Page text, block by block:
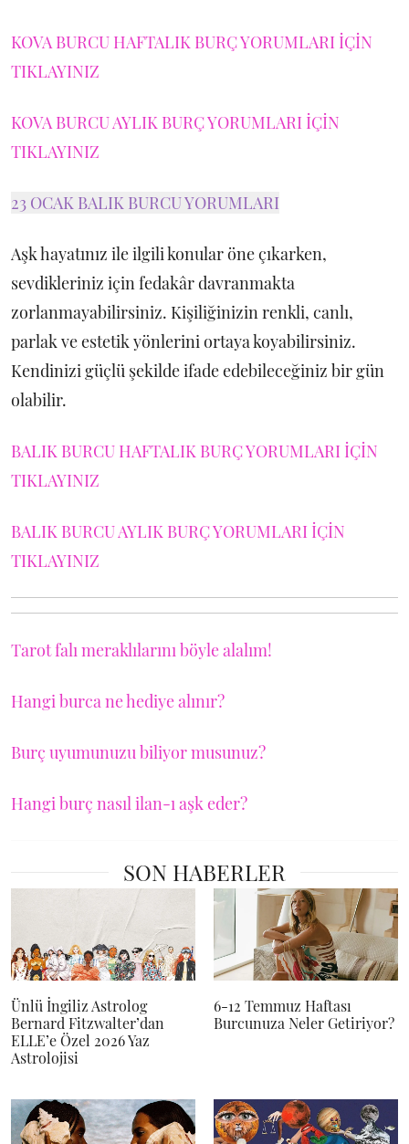
KOVA BURCU HAFTALIK BURÇ YORUMLARI İÇİN
TIKLAYINIZ
KOVA BURCU AYLIK BURÇ YORUMLARI İÇİN
TIKLAYINIZ
23 OCAK BALIK BURCU YORUMLARI
Aşk hayatınız ile ilgili konular öne çıkarken,
sevdikleriniz için fedakâr davranmakta
zorlanmayabilirsiniz. Kişiliğinizin renkli, canlı,
parlak ve estetik yönlerini ortaya koyabilirsiniz.
Kendinizi güçlü şekilde ifade edebileceğiniz bir gün
olabilir.
BALIK BURCU HAFTALIK BURÇ YORUMLARI İÇİN
TIKLAYINIZ
BALIK BURCU AYLIK BURÇ YORUMLARI İÇİN
TIKLAYINIZ
Tarot falı meraklılarını böyle alalım!
Hangi burca ne hediye alınır?
Burç uyumunuzu biliyor musunuz?
Hangi burç nasıl ilan-ı aşk eder?
SON HABERLER
Ünlü İngiliz Astrolog
Bernard Fitzwalter’dan
ELLE’e Özel 2026 Yaz
Astrolojisi
6-12 Temmuz Haftası
Burcunuza Neler Getiriyor?